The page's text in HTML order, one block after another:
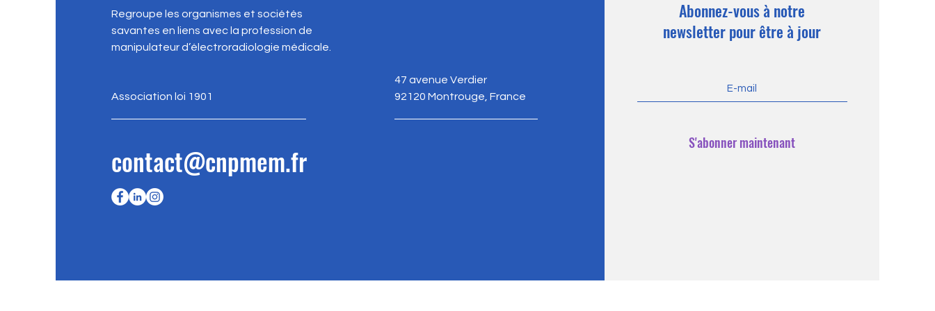
Regroupe les organismes et sociétés
savantes en liens avec la profession de
manipulateur d’électroradiologie médicale.
Association loi 1901
47 avenue Verdier
92120 Montrouge, France
contact@cnpmem.fr
Abonnez-vous à notre
newsletter pour être à jour
S'abonner maintenant